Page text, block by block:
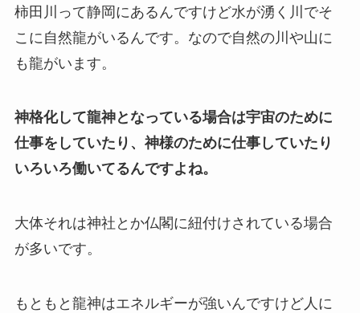
柿田川って静岡にあるんですけど水が湧く川でそ
こに自然龍がいるんです。なので自然の川や山に
も龍がいます。
神格化して龍神となっている場合は宇宙のために
仕事をしていたり、神様のために仕事していたり
いろいろ働いてるんですよね。
大体それは神社とか仏閣に紐付けされている場合
が多いです。
もともと龍神はエネルギーが強いんですけど人に